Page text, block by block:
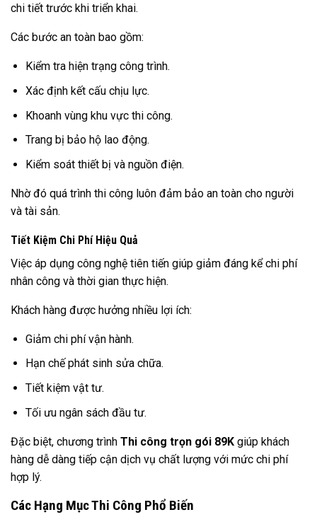
chi tiết trước khi triển khai.
Các bước an toàn bao gồm:
Kiểm tra hiện trạng công trình.
Xác định kết cấu chịu lực.
Khoanh vùng khu vực thi công.
Trang bị bảo hộ lao động.
Kiểm soát thiết bị và nguồn điện.
Nhờ đó quá trình thi công luôn đảm bảo an toàn cho người
và tài sản.
Tiết Kiệm Chi Phí Hiệu Quả
Việc áp dụng công nghệ tiên tiến giúp giảm đáng kể chi phí
nhân công và thời gian thực hiện.
Khách hàng được hưởng nhiều lợi ích:
Giảm chi phí vận hành.
Hạn chế phát sinh sửa chữa.
Tiết kiệm vật tư.
Tối ưu ngân sách đầu tư.
Đặc biệt, chương trình Thi công trọn gói 89K giúp khách
hàng dễ dàng tiếp cận dịch vụ chất lượng với mức chi phí
hợp lý.
Các Hạng Mục Thi Công Phổ Biến